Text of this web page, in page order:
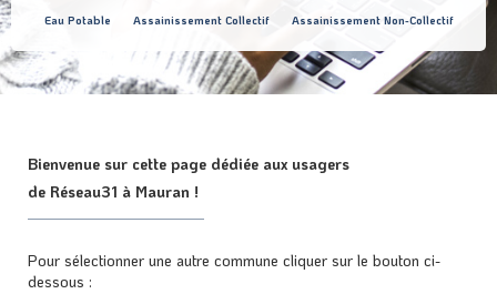
Eau Potable Assainissement Collectif Assainissement Non-Collectif
Bienvenue sur cette page dédiée aux usagers
de Réseau31 à Mauran !
Pour sélectionner une autre commune cliquer sur le bouton ci-
dessous :